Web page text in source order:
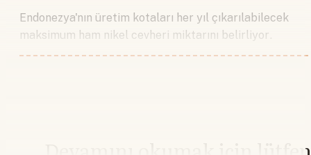
Endonezya'nın üretim kotaları her yıl çıkarılabilecek
maksimum ham nikel cevheri miktarını belirliyor.